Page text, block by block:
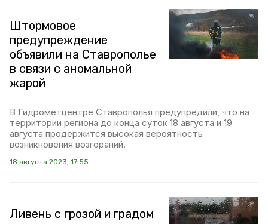
Штормовое
предупреждение
объявили на Ставрополье
в связи с аномальной
жарой
В Гидрометцентре Ставрополья предупредили, что на
территории региона до конца суток 18 августа и 19
августа продержится высокая вероятность
возникновения возгораний.
18 августа 2023, 17:55
Ливень с грозой и градом